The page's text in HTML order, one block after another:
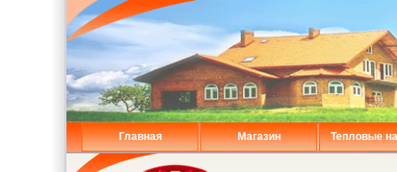
Главная Магазин Тепловые